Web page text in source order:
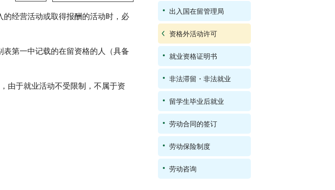
经营活动或取得报酬的活动时，必
第一中记载的在留资格的人（具备
由于就业活动不受限制，不属于资
出入国在留管理局
资格外活动许可
就业资格证明书
非法滞留・非法就业
留学生毕业后就业
劳动合同的签订
劳动保险制度
劳动咨询